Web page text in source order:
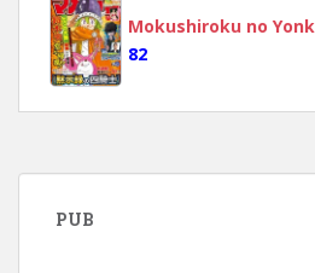
Mokushiroku no
82
PUB